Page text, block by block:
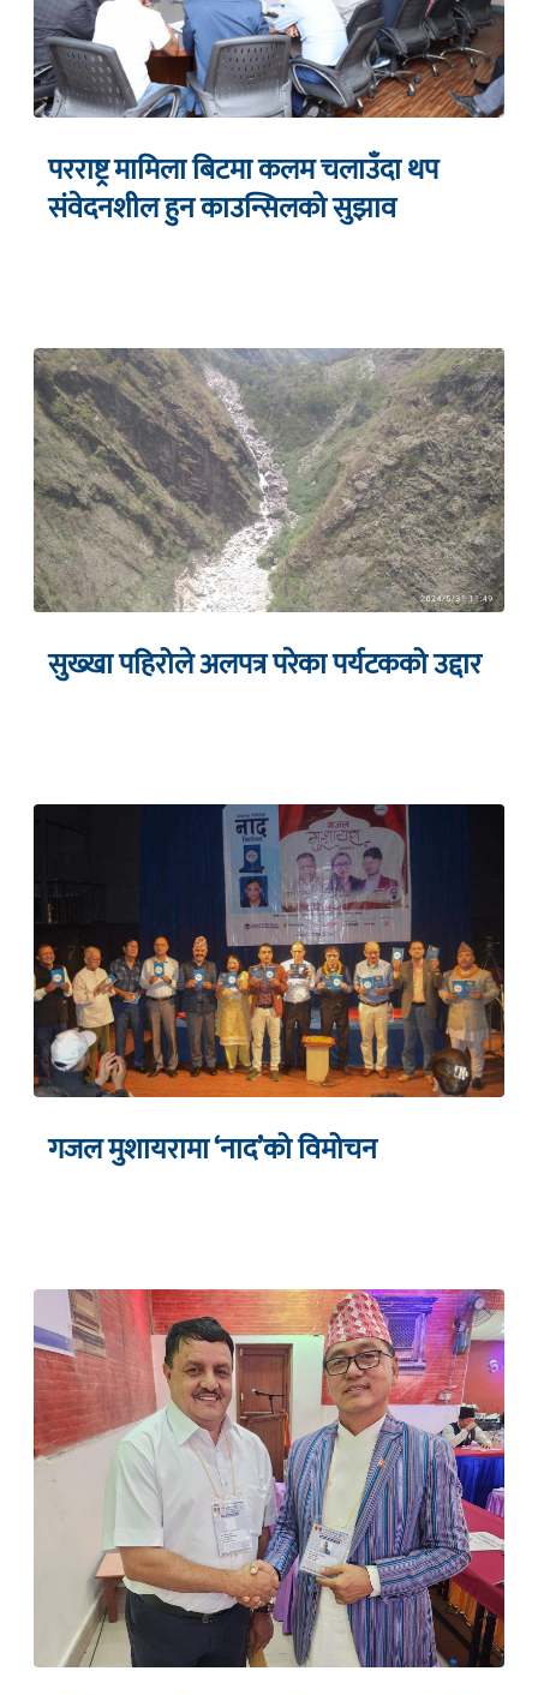
परराष्ट्र मामिला बिटमा कलम चलाउँदा थप
संवेदनशील हुन काउन्सिलको सुझाव
सुख्खा पहिरोले अलपत्र परेका पर्यटकको उद्दार
गजल मुशायरामा ‘नाद’को विमोचन